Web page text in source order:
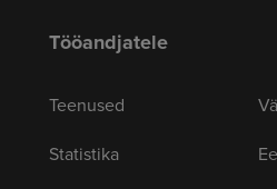
Tööandjatele
Teenused
Statistika